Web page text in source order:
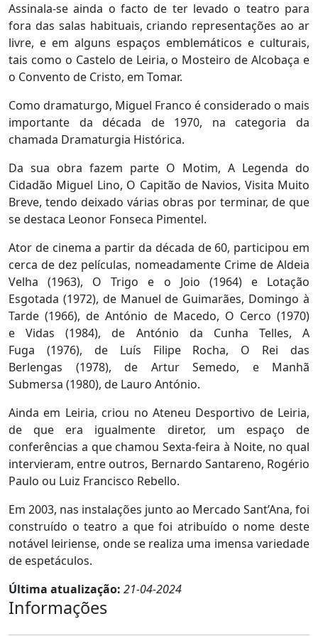
Assinala-se ainda o facto de ter levado o teatro para
fora das salas habituais, criando representações ao ar
livre, e em alguns espaços emblemáticos e culturais,
tais como o Castelo de Leiria, o Mosteiro de Alcobaça e
o Convento de Cristo, em Tomar.
Como dramaturgo, Miguel Franco é considerado o mais
importante da década de 1970, na categoria da
chamada Dramaturgia Histórica.
Da sua obra fazem parte O Motim, A Legenda do
Cidadão Miguel Lino, O Capitão de Navios, Visita Muito
Breve, tendo deixado várias obras por terminar, de que
se destaca Leonor Fonseca Pimentel.
Ator de cinema a partir da década de 60, participou em
cerca de dez películas, nomeadamente Crime de Aldeia
Velha (1963), O Trigo e o Joio (1964) e Lotação
Esgotada (1972), de Manuel de Guimarães, Domingo à
Tarde (1966), de António de Macedo, O Cerco (1970)
e Vidas (1984), de António da Cunha Telles, A
Fuga (1976), de Luís Filipe Rocha, O Rei das
Berlengas (1978), de Artur Semedo, e Manhã
Submersa (1980), de Lauro António.
Ainda em Leiria, criou no Ateneu Desportivo de Leiria,
de que era igualmente diretor, um espaço de
conferências a que chamou Sexta-feira à Noite, no qual
intervieram, entre outros, Bernardo Santareno, Rogério
Paulo ou Luiz Francisco Rebello.
Em 2003, nas instalações junto ao Mercado Sant’Ana, foi
construído o teatro a que foi atribuído o nome deste
notável leiriense, onde se realiza uma imensa variedade
de espetáculos.
Última atualização: 21-04-2024
Informações